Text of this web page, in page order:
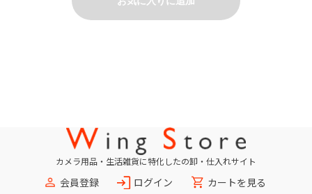
カメラ用品・生活雑貨に特化したの卸・仕入れサイト
会員登録 ログイン カートを見る